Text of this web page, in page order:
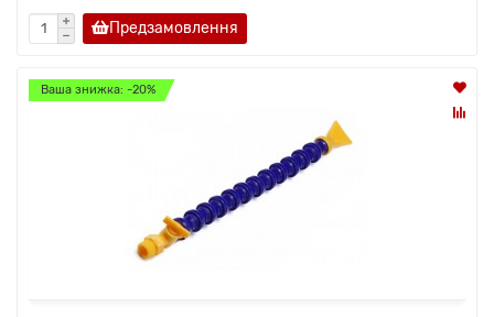
Предзамовлення
Ваша знижка: -20%